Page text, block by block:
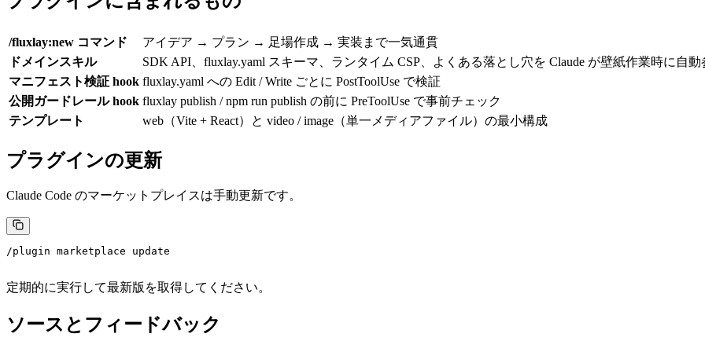
/fluxlay:new コマンド
アイデア → プラン → 足場作成 → 実装まで一気通貫
ドメインスキル
SDK API、 fluxlay.yaml スキーマ、ランタイム CSP、よくある落とし穴を Claude が壁紙作業時に自動
マニフェスト検証 hook fluxlay.yaml への Edit /Write ごとに PostToolUse で検証
公開ガードレール hook fluxlay publish /npm run publish の前に PreToolUse で事前チェック
テンプレート
web （Vite + React）と video /image （単一メディアファイル）の最小構成
プラグインの更新
Claude Code のマーケットプレイスは手動更新です。
/plugin marketplace update
定期的に実行して最新版を取得してください。
ソースとフィードバック